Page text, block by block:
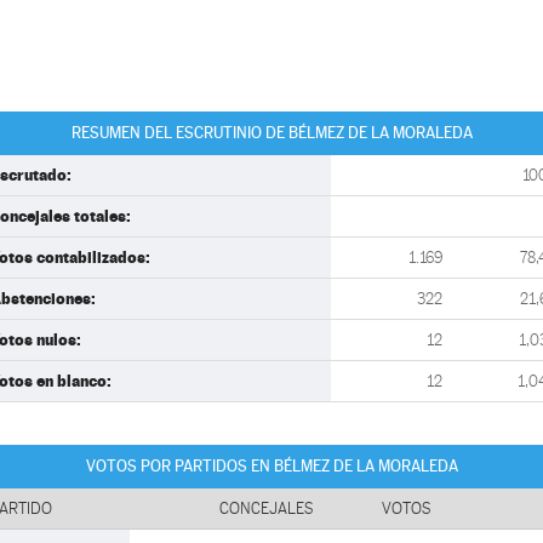
RESUMEN DEL ESCRUTINIO DE BÉLMEZ DE LA MORALEDA
totales:
contabilizados: 1.169
322
nulos: 12
en blanco: 12
VOTOS POR PARTIDOS EN BÉLMEZ DE LA MORALEDA
CONCEJALES VOTOS